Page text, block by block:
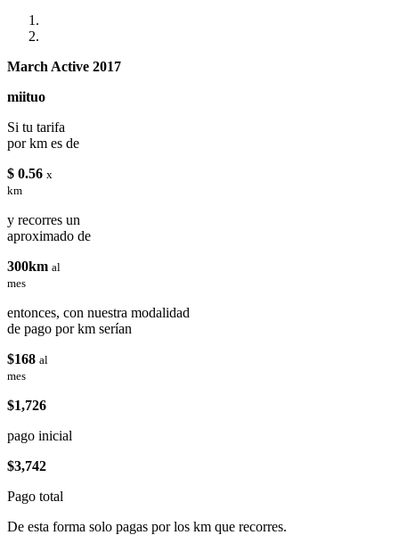
March Active 2017
miituo
Si tu tarifa
por km es de
$ 0.56 x
km
y recorres un
aproximado de
300km al
mes
entonces, con nuestra modalidad
de pago por km serían
$168 al
mes
$1,726
pago inicial
$3,742
Pago total
De esta forma solo pagas por los km que recorres.